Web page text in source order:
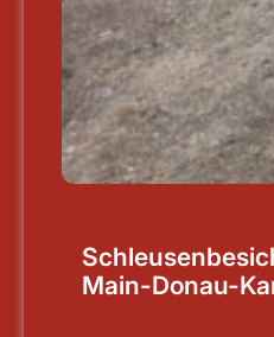
Main-Donau-